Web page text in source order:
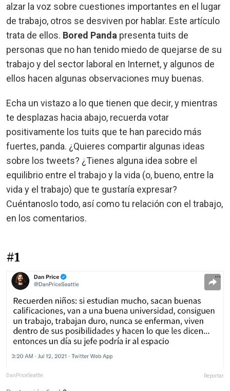
alzar la voz sobre cuestiones importantes en el lugar
de trabajo, otros se desviven por hablar. Este artículo
trata de ellos. Bored Panda presenta tuits de
personas que no han tenido miedo de quejarse de su
trabajo y del sector laboral en Internet, y algunos de
ellos hacen algunas observaciones muy buenas.
Echa un vistazo a lo que tienen que decir, y mientras
te desplazas hacia abajo, recuerda votar
positivamente los tuits que te han parecido más
fuertes, panda. ¿Quieres compartir algunas ideas
sobre los tweets? ¿Tienes alguna idea sobre el
equilibrio entre el trabajo y la vida (o, bueno, entre la
vida y el trabajo) que te gustaría expresar?
Cuéntanoslo todo, así como tu relación con el trabajo,
en los comentarios.
#1
DanPriceSeattle Reportar